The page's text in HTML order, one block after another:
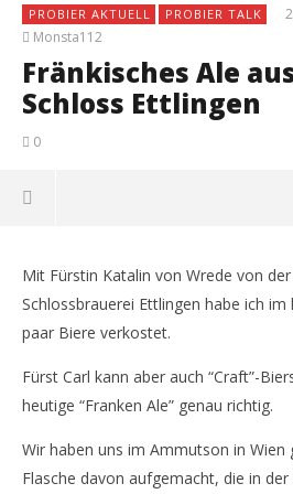
PROBIER AKTUELL PROBIER TALK
Monsta112
Fränkisches Ale
Schloss Ettlingen
0
Mit Fürstin Katalin von Wrede von
Schlossbrauerei Ettlingen habe ich im
paar Biere verkostet.
Fürst Carl kann aber auch “Craft”-
heutige “Franken Ale” genau richtig.
Wir haben uns im Ammutson in Wien
Flasche davon aufgemacht, die in